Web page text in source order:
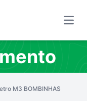
M3 BOMBINHAS